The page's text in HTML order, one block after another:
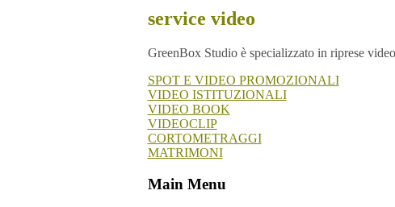
service video
GreenBox Studio è specializzato in riprese
SPOT E VIDEO PROMOZIONALI
VIDEO ISTITUZIONALI
VIDEO BOOK
VIDEOCLIP
CORTOMETRAGGI
MATRIMONI
Main Menu